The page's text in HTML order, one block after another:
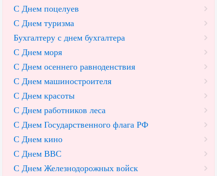
С Днем поцелуев
С Днем туризма
Бухгалтеру с днем бухгалтера
С Днем моря
С Днем осеннего равноденствия
С Днем машиностроителя
С Днем красоты
С Днем работников леса
С Днем Государственного флага РФ
С Днем кино
С Днем ВВС
С Днем Железнодорожных войск